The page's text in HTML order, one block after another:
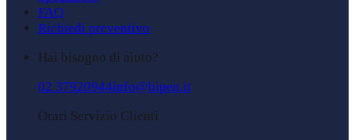
FAQ
Richiedi preventivo
Hai bisogno di aiuto?
02 37920944info@bipen.it
Orari Servizio Clienti